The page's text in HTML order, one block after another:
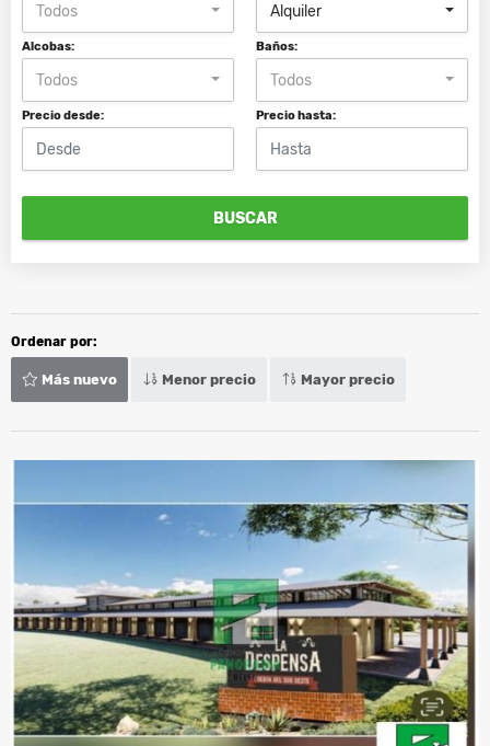
Todos Alquiler
Alcobas:
Todos
Baños:
Todos
Precio desde: Precio hasta:
BUSCAR
Ordenar por:
Más nuevo Menor precio Mayor precio